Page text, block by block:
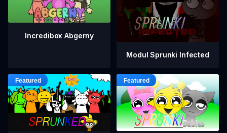
Incredibox Abgerny
Modul Sprunki Infected